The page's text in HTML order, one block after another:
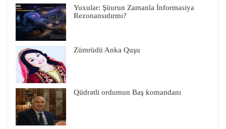
Yuxular: Şüurun Zamanla İnformasiya
Rezonansıdırmı?
Zümrüdü Anka Quşu
Qüdrətli ordumun Baş komandanı